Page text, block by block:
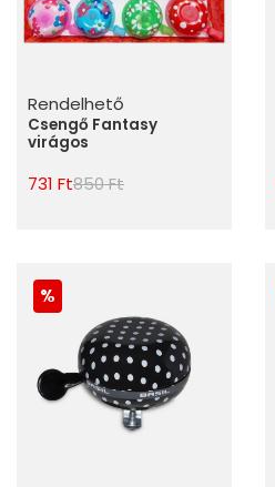
Rendelhető
Csengő Fantasy
virágos
731 Ft850 Ft